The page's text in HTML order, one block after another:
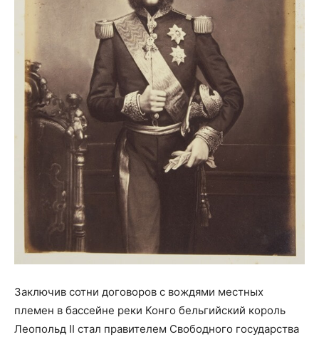
Заключив сотни договоров с вождями местных
племен в бассейне реки Конго бельгийский король
Леопольд II стал правителем Свободного государства